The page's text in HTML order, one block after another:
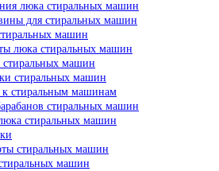
люка стиральных машин
для стиральных машин
машин
люка стиральных машин
стиральных машин
стиральных машин
к стиральным машинам
стиральных машин
стиральных машин
стиральных машин
машин